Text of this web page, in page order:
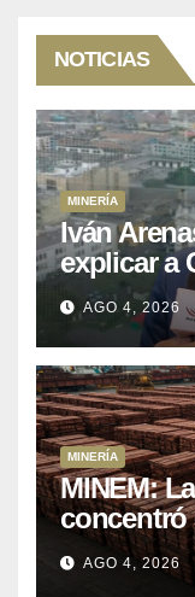
NOTICIAS
MINERÍA
Iván
explicar a
US$ 16
mineros
AGO 4, 2026
MINERÍA
MINEM:
concentró
las
entre
AGO 4, 2026